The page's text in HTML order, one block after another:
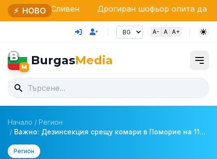
⚡ НОВОДрогиран шофьор опита да подкупи
A- A A+
B
M BurgasMedia
Начало / Регион
/ Важно: Дезинсекция срещу комари в Поморие на 11...
Регион